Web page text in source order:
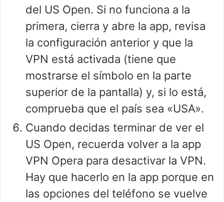
del US Open. Si no funciona a la
primera, cierra y abre la app, revisa
la configuración anterior y que la
VPN está activada (tiene que
mostrarse el símbolo en la parte
superior de la pantalla) y, si lo está,
comprueba que el país sea «USA».
Cuando decidas terminar de ver el
US Open, recuerda volver a la app
VPN Opera para desactivar la VPN.
Hay que hacerlo en la app porque en
las opciones del teléfono se vuelve